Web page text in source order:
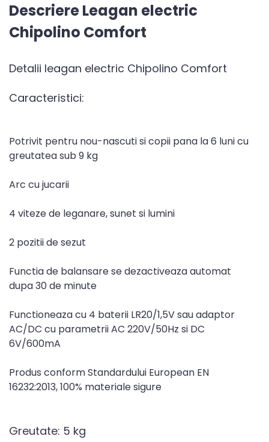
Descriere Leagan electric
Chipolino Comfort
Detalii leagan electric Chipolino Comfort
Caracteristici:
Potrivit pentru nou-nascuti si copii pana la 6 luni cu
greutatea sub 9 kg
Arc cu jucarii
4 viteze de leganare, sunet si lumini
2 pozitii de sezut
Functia de balansare se dezactiveaza automat
dupa 30 de minute
Functioneaza cu 4 baterii LR20/1,5V sau adaptor
AC/DC cu parametrii AC 220V/50Hz si DC
6V/600mA
Produs conform Standardului European EN
16232:2013, 100% materiale sigure
Greutate: 5 kg